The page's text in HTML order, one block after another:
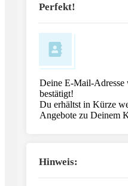
Perfekt!
Deine E-Mail-Adresse
bestätigt!
Du erhältst in Kürze
Angebote zu Deinem
Hinweis: